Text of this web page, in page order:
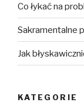
Co łykać na
Sakramentalne
Jak
KATEGORIE